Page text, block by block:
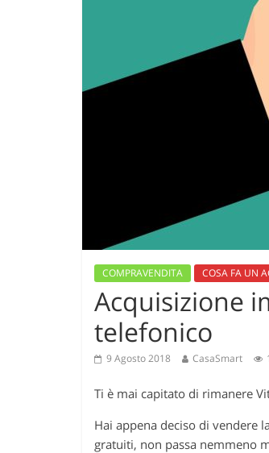
COMPRAVENDITA COSA FA UN
Acquisizione
telefonico
9 Agosto 2018 CasaSmart
Ti è mai capitato di rimanere
Hai appena deciso di vendere
gratuiti, non passa nemmeno